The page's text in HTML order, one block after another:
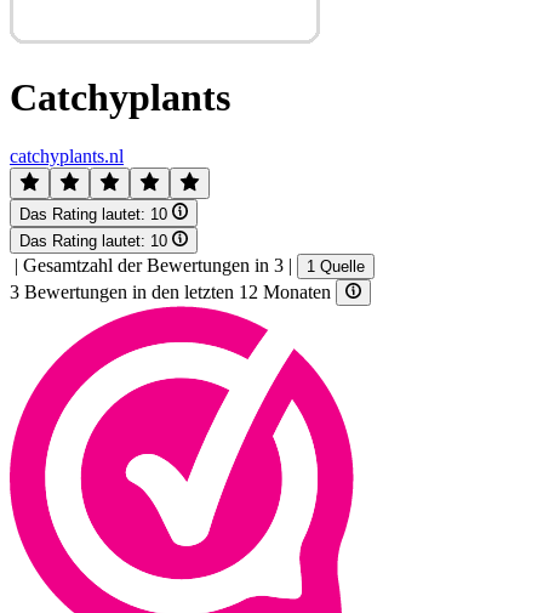
Catchyplants
catchyplants.nl
Das Rating lautet: 10
Das Rating lautet: 10
| Gesamtzahl der Bewertungen in 3 | 1 Quelle
3 Bewertungen in den letzten 12 Monaten